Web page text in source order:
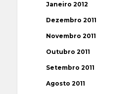
Janeiro 2012
Dezembro 2011
Novembro 2011
Outubro 2011
Setembro 2011
Agosto 2011